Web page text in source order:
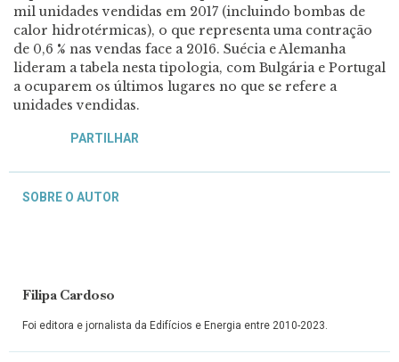
mil unidades vendidas em 2017 (incluindo bombas de
calor hidrotérmicas), o que representa uma contração
de 0,6 % nas vendas face a 2016. Suécia e Alemanha
lideram a tabela nesta tipologia, com Bulgária e Portugal
a ocuparem os últimos lugares no que se refere a
unidades vendidas.
PARTILHAR
SOBRE O AUTOR
Filipa Cardoso
Foi editora e jornalista da Edifícios e Energia entre 2010-2023.